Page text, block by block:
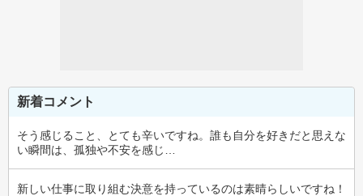
新着コメント
そう感じること、とても辛いですね。誰も自分を好きだと思えな
い瞬間は、孤独や不安を感じ…
新しい仕事に取り組む決意を持っているのは素晴らしいですね！